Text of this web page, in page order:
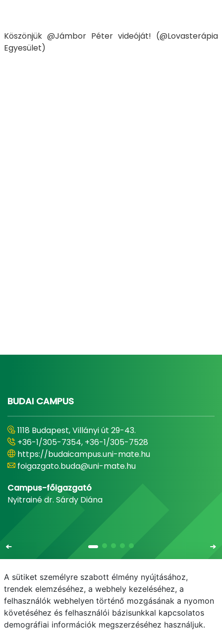
Köszönjük @Jámbor Péter videóját! (@Lovasterápia
Egyesület)
BUDAI CAMPUS
1118 Budapest, Villányi út 29-43.
+36-1/305-7354, +36-1/305-7528
https://budaicampus.uni-mate.hu
foigazgato.buda@uni-mate.hu
Campus-főigazgató
Nyitrainé dr. Sárdy Diána
E-mail Telefonkönyv NEPTUN
E-learning
Adatvédelem
A sütiket személyre szabott élmény nyújtásához,
trendek elemzéséhez, a webhely kezeléséhez, a
felhasználók webhelyen történő mozgásának a nyomon
követéséhez és felhasználói bázisunkkal kapcsolatos
demográfiai információk megszerzéséhez használjuk.